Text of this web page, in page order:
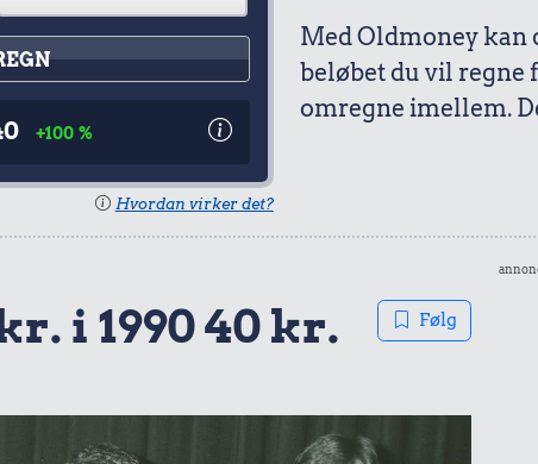
+100 %
Hvordan virker det?
Med Oldmoney kan
beløbet du vil regne
omregne imellem.
i 1990 40 kr.
Følg